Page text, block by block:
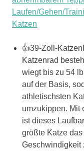
Laufen/Gehen/
Katzen
👍39-Zoll-
Katzenrad
wiegt bis zu 54
auf der Basis,
athletischsten
umzukippen. Mit
ist dieses
größte Katze
Geschwindigkeit